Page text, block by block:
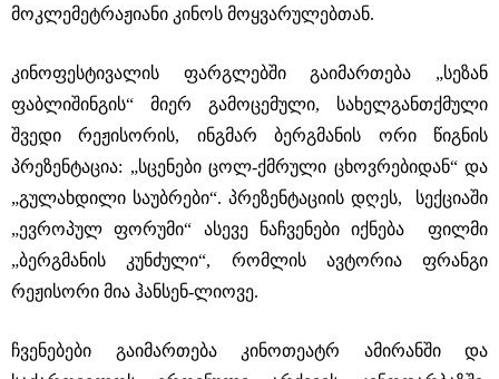
მოკლემეტრაჟიანი კინოს მოყვარულებთან.
კინოფესტივალის ფარგლებში გაიმართება „სეზან
ფაბლიშინგის“ მიერ გამოცემული, სახელგანთქმული
შვედი რეჟისორის, ინგმარ ბერგმანის ორი წიგნის
პრეზენტაცია: „სცენები ცოლ-ქმრული ცხოვრებიდან“ და
„გულახდილი საუბრები“. პრეზენტაციის დღეს, სექციაში
„ევროპულ ფორუმი“ ასევე ნაჩვენები იქნება ფილმი
„ბერგმანის კუნძული“, რომლის ავტორია ფრანგი
რეჟისორი მია ჰანსენ-ლიოვე.
ჩვენებები გაიმართება კინოთეატრ ამირანში და